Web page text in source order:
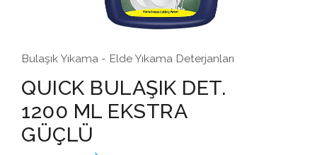
Bulaşık Yıkama - Elde Yıkama Deterjanları
QUICK BULAŞIK DET.
1200 ML EKSTRA
GÜÇLÜ